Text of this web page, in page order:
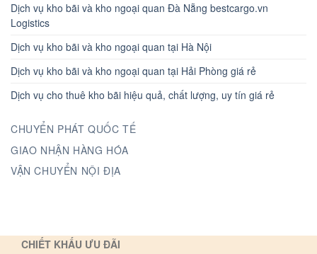
Dịch vụ kho bãi và kho ngoại quan Đà Nẵng bestcargo.vn
Logistics
Dịch vụ kho bãi và kho ngoại quan tại Hà Nội
Dịch vụ kho bãi và kho ngoại quan tại Hải Phòng giá rẻ
Dịch vụ cho thuê kho bãi hiệu quả, chất lượng, uy tín giá rẻ
CHUYỂN PHÁT QUỐC TẾ
GIAO NHẬN HÀNG HÓA
VẬN CHUYỂN NỘI ĐỊA
CHIẾT KHẤU ƯU ĐÃI